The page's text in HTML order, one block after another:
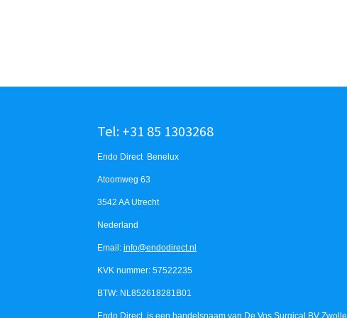
Tel: +31 85 1303268
Endo Direct Benelux
Atoomweg 63
3542 AA Utrecht
Nederland
Email: info@endodirect.nl
KVK nummer: 57522235
BTW: NL852618281B01
Endo Direct is een handelsnaam van De Vos Surgical BV Zwolle